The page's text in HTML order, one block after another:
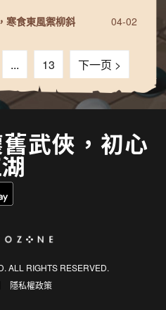
寒食東風禦柳斜 04-02
... 13 下一页 >
武俠，初心
ALL RIGHTS RESERVED.
隱私權政策